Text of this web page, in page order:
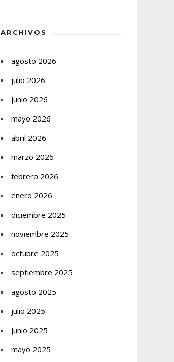
ARCHIVOS
agosto 2026
julio 2026
junio 2026
mayo 2026
abril 2026
marzo 2026
febrero 2026
enero 2026
diciembre 2025
noviembre 2025
octubre 2025
septiembre 2025
agosto 2025
julio 2025
junio 2025
mayo 2025